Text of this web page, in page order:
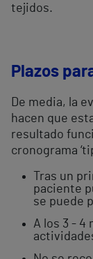
tejidos.
Plazos
De media, la
hacen que
resultado
cronograma
Tras un
paciente
se puede
A los 3 - 4